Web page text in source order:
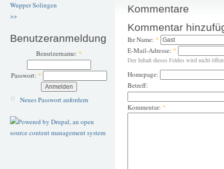
WupperSolingen
>>
Benutzeranmeldung
Benutzername: *
Passwort: *
Neues Passwort anfordern
Kommentare
Kommentar
Ihr Name: *
E-Mail-Adresse: *
Der Inhalt dieses Feldes wird nicht
Homepage:
Betreff:
Kommentar: *